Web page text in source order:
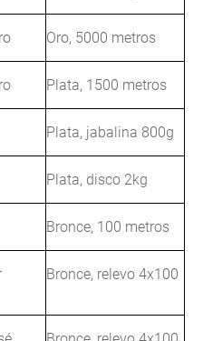
Oro, 5000 metros
Plata, 1500 metros
Plata, jabalina 800g
Plata, disco 2kg
Bronce, 100 metros
Bronce, relevo 4x100